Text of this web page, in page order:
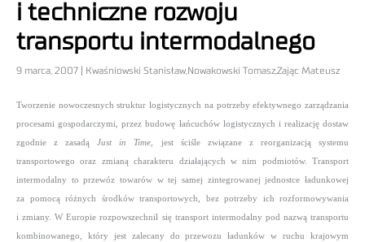
i techniczne rozwoju
transportu intermodalnego
9 marca, 2007 | Kwaśniowski Stanisław,Nowakowski Tomasz,Zając Mateusz
Tworzenie nowoczesnych struktur logistycznych na potrzeby efektywnego zarządzania
procesami gospodarczymi, przez budowę łańcuchów logistycznych i realizację dostaw
zgodnie z zasadąJust in Time , jest ściśle związane z reorganizacją systemu
transportowego oraz zmianą charakteru działających w nim podmiotów. Transport
intermodalny to przewóz towarów w tej samej zintegrowanej jednostce ładunkowej
za pomocą różnych środków transportowych, bez potrzeby ich rozformowywania
i zmiany. W Europie rozpowszechnił się transport intermodalny pod nazwą transportu
kombinowanego, który jest zalecany do przewozu ładunków w ruchu krajowym